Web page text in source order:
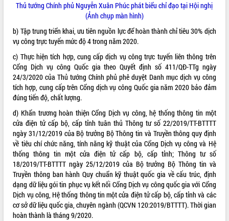
VIDEO
Không có file video nào để phát.
ALBUM ẢNH
LIÊN KẾT WEB
Thủ tướng Chính phủ Nguyễn Xuân Phúc phát biểu chỉ đạo tại Hội nghị
(Ảnh chụp màn hình)
b) Tập trung triển khai, ưu tiên nguồn lực để hoàn thành chỉ tiêu 30% dịch
vụ công trực tuyến mức độ 4 trong năm 2020.
c) Thực hiện tích hợp, cung cấp dịch vụ công trực tuyến liên thông trên
Cổng Dịch vụ công Quốc gia theo Quyết định số 411/QĐ-TTg ngày
24/3/2020 của Thủ tướng Chính phủ phê duyệt Danh mục dịch vụ công
tích hợp, cung cấp trên Cổng dịch vụ công Quốc gia năm 2020 bảo đảm
đúng tiến độ, chất lượng.
d) Khẩn trương hoàn thiện Cổng Dịch vụ công, hệ thống thông tin một
cửa điện tử cấp bộ, cấp tỉnh tuân thủ Thông tư số 22/2019/TT-BTTTT
ngày 31/12/2019 của Bộ trưởng Bộ Thông tin và Truyền thông quy định
về tiêu chí chức năng, tính năng kỹ thuật của Cổng Dịch vụ công và Hệ
thống thông tin một cửa điện tử cấp bộ, cấp tỉnh; Thông tư số
18/2019/TT-BTTTT ngày 25/12/2019 của Bộ trưởng Bộ Thông tin và
Truyền thông ban hành Quy chuẩn kỹ thuật quốc gia về cấu trúc, định
dạng dữ liệu gói tin phục vụ kết nối Cổng Dịch vụ công quốc gia với Cổng
Dịch vụ công, Hệ thống thông tin một cửa điện tử cấp bộ, cấp tỉnh và các
cơ sở dữ liệu quốc gia, chuyên ngành (QCVN 120:2019/BTTTT). Thời gian
hoàn thành là tháng 9/2020.